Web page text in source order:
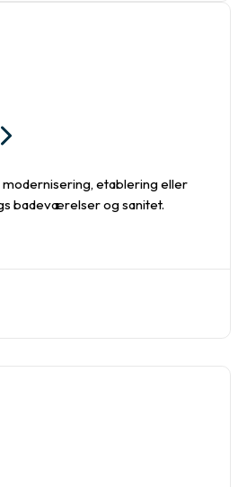
etablering eller
badeværelser og sanitet.